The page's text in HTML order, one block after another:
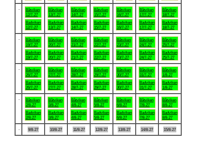
Båtviken
12/7-27
Badviken
12/7-27
Båtviken
13/7-27
Badviken
13/7-27
Båtviken
14/7-27
Badviken
14/7-27
Båtviken
15/7-27
Badviken
15/7-27
Båtviken
16/7-27
Badviken
16/7-27
Båtviken
17/7-27
Badviken
17/7-27
Båtviken
18/7-27
Badviken
18/7-27
Båtviken
19/7-27
Badviken
19/7-27
Båtviken
20/7-27
Badviken
20/7-27
Båtviken
21/7-27
Badviken
21/7-27
Båtviken
22/7-27
Badviken
22/7-27
Båtviken
23/7-27
Badviken
23/7-27
Båtviken
24/7-27
Badviken
24/7-27
Båtviken
25/7-27
Badviken
25/7-27
Båtviken
26/7-27
Badviken
26/7-27
Båtviken
27/7-27
Badviken
27/7-27
Båtviken
28/7-27
Badviken
28/7-27
Båtviken
29/7-27
Badviken
29/7-27
Båtviken
30/7-27
Badviken
30/7-27
Båtviken
31/7-27
Badviken
31/7-27
Båtviken
1/8-27
Badviken
1/8-27
Båtviken
2/8-27
Badviken
2/8-27
Båtviken
3/8-27
Badviken
3/8-27
Båtviken
4/8-27
Badviken
4/8-27
Båtviken
5/8-27
Badviken
5/8-27
Båtviken
6/8-27
Badviken
6/8-27
Båtviken
7/8-27
Badviken
7/8-27
Båtviken
8/8-27
Badviken
8/8-27
9/8-27 10/8-27 11/8-27 12/8-27 13/8-27 14/8-27 15/8-27